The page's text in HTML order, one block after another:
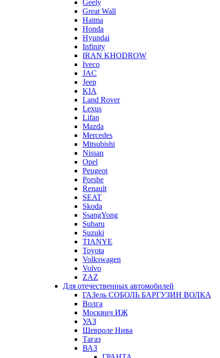
Geely
Great Wall
Haima
Honda
Hyundai
Infinity
IRAN KHODROW
Iveco
JAC
Jeep
KIA
Land Rover
Lexus
Lifan
Mazda
Mercedes
Mitsubishi
Nissan
Opel
Peugeot
Porshe
Renault
SEAT
Skoda
SsangYong
Subaru
Suzuki
TIANYE
Toyota
Volkswagen
Volvo
ZAZ
Для отечественных автомобилей
ГАЗель СОБОЛЬ БАРГУЗИН ВОЛКА
Волга
Москвич ИЖ
УАЗ
Шевроле Нива
Тагаз
ВАЗ